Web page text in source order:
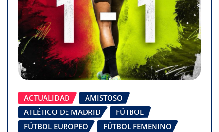
ACTUALIDAD
AMISTOSO
ATLÉTICO DE MADRID
FÚTBOL
FÚTBOL EUROPEO
FÚTBOL FEMENINO